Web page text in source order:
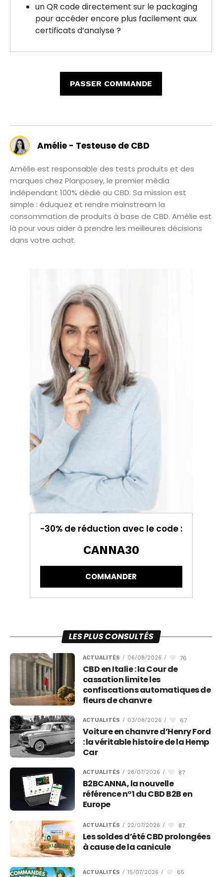
un QR code directement sur le packaging
pour accéder encore plus facilement aux
certificats d’analyse ?
PASSER COMMANDE
Amélie - Testeuse de CBD
Amélie est responsable des tests produits et des
marques chez Planposey, le premier média
indépendant 100% dédié au CBD. Sa mission est
simple : éduquez et rendre mainstream la
consommation de produits à base de CBD. Amélie est
là pour vous aider à prendre les meilleures décisions
dans votre achat.
-30% de réduction avec le code :
CANNA30
COMMANDER
LES PLUS CONSULTÉS
ACTUALITÉS / 06/08/2026 / 76
CBD en Italie : la Cour de
cassation limite les
confiscations automatiques de
fleurs de chanvre
ACTUALITÉS / 03/08/2026 / 67
Voiture en chanvre d’Henry Ford
: la véritable histoire de la Hemp
Car
ACTUALITÉS / 28/07/2026 / 87
B2BCANNA, la nouvelle
référence n°1 du CBD B2B en
Europe
ACTUALITÉS / 22/07/2026 / 87
Les soldes d’été CBD prolongées
à cause de la canicule
ACTUALITÉS / 15/07/2026 / 65